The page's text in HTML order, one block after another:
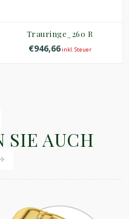
Trauringe_260 R
€946,66inkl. Steuer
SIE AUCH